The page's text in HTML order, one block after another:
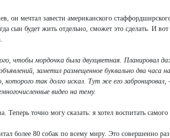
он мечтал завести американского
сын будет жить отдельно, сможет это сделать. И
чтобы мордочка была двухцветная. Планировал
заметил размещенное буквально два часа
так долго искал. Тут же его забронировал,
видео на тему.
Теперь точно могу сказать: я хотел воспитать
более 80 собак по всему миру. Это совершенно